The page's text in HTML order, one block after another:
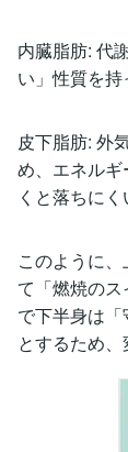
内臓脂肪: 代
い」性質を持
皮下脂肪: 外
め、エネル
くと落ちにく
このように
て「燃焼の
で下半身は
とするため、